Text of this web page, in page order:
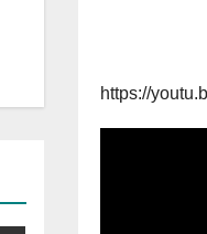
https://